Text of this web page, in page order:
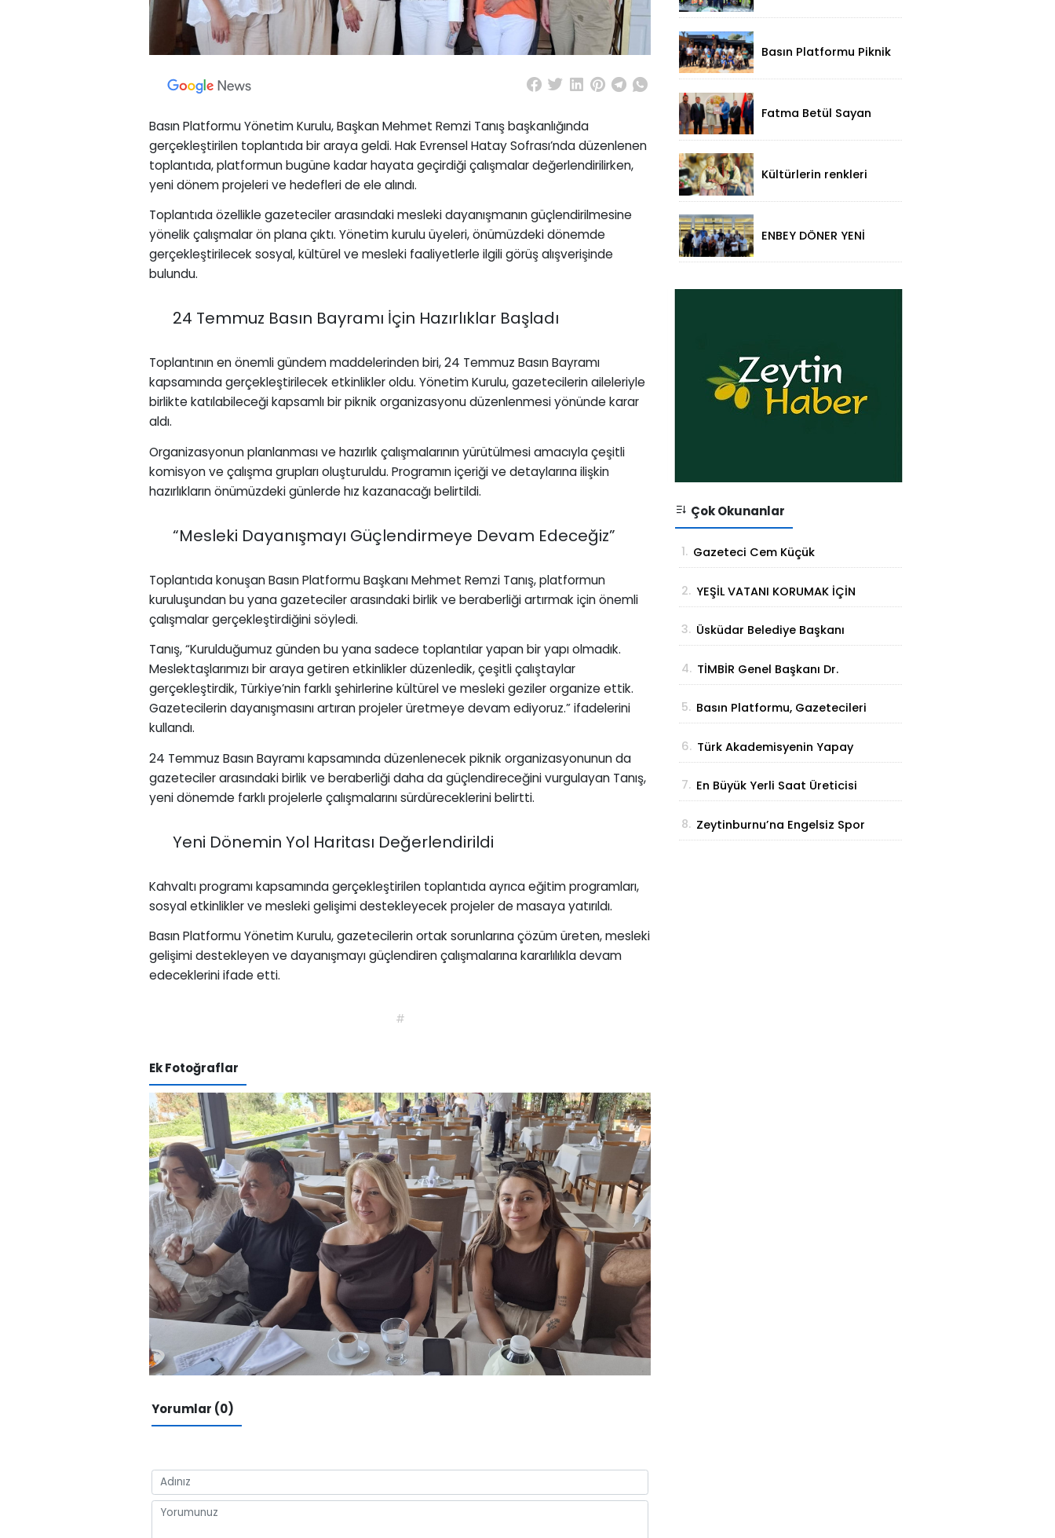
Basın Platformu Yönetim Kurulu, Başkan Mehmet Remzi Tanış başkanlığında
gerçekleştirilen toplantıda bir araya geldi. Hak Evrensel Hatay Sofrası’nda düzenlenen
toplantıda, platformun bugüne kadar hayata geçirdiği çalışmalar değerlendirilirken,
yeni dönem projeleri ve hedefleri de ele alındı.
Toplantıda özellikle gazeteciler arasındaki mesleki dayanışmanın güçlendirilmesine
yönelik çalışmalar ön plana çıktı. Yönetim kurulu üyeleri, önümüzdeki dönemde
gerçekleştirilecek sosyal, kültürel ve mesleki faaliyetlerle ilgili görüş alışverişinde
bulundu.
24 Temmuz Basın Bayramı İçin Hazırlıklar Başladı
Toplantının en önemli gündem maddelerinden biri, 24 Temmuz Basın Bayramı
kapsamında gerçekleştirilecek etkinlikler oldu. Yönetim Kurulu, gazetecilerin aileleriyle
birlikte katılabileceği kapsamlı bir piknik organizasyonu düzenlenmesi yönünde karar
aldı.
Organizasyonun planlanması ve hazırlık çalışmalarının yürütülmesi amacıyla çeşitli
komisyon ve çalışma grupları oluşturuldu. Programın içeriği ve detaylarına ilişkin
hazırlıkların önümüzdeki günlerde hız kazanacağı belirtildi.
“Mesleki Dayanışmayı Güçlendirmeye Devam Edeceğiz”
Toplantıda konuşan Basın Platformu Başkanı Mehmet Remzi Tanış, platformun
kuruluşundan bu yana gazeteciler arasındaki birlik ve beraberliği artırmak için önemli
çalışmalar gerçekleştirdiğini söyledi.
Tanış, “Kurulduğumuz günden bu yana sadece toplantılar yapan bir yapı olmadık.
Meslektaşlarımızı bir araya getiren etkinlikler düzenledik, çeşitli çalıştaylar
gerçekleştirdik, Türkiye’nin farklı şehirlerine kültürel ve mesleki geziler organize ettik.
Gazetecilerin dayanışmasını artıran projeler üretmeye devam ediyoruz.” ifadelerini
kullandı.
24 Temmuz Basın Bayramı kapsamında düzenlenecek piknik organizasyonunun da
gazeteciler arasındaki birlik ve beraberliği daha da güçlendireceğini vurgulayan Tanış,
yeni dönemde farklı projelerle çalışmalarını sürdüreceklerini belirtti.
Yeni Dönemin Yol Haritası Değerlendirildi
Kahvaltı programı kapsamında gerçekleştirilen toplantıda ayrıca eğitim programları,
sosyal etkinlikler ve mesleki gelişimi destekleyecek projeler de masaya yatırıldı.
Basın Platformu Yönetim Kurulu, gazetecilerin ortak sorunlarına çözüm üreten, mesleki
gelişimi destekleyen ve dayanışmayı güçlendiren çalışmalarına kararlılıkla devam
edeceklerini ifade etti.
#
Ek Fotoğraflar
Yorumlar (0)
Açılış!
Basın Platformu Piknik
Land'de Toplandı!
Fatma Betül Sayan
Mehmet Makas'a
Kültürlerin renkleri
yansıtıldı
ENBEY DÖNER YENİ
KONSEPTİYLE
GİRDİ
Çok Okunanlar
1. Gazeteci Cem Küçük
gelişme
2. YEŞİL VATANI KORUMAK İÇİN
TERMAL ÇÖZÜM
3. Üsküdar Belediye Başkanı
4. TİMBİR Genel Başkanı Dr.
Süleyman Basa’dan Ertan
Birinci’ye taziye ziyareti
5. Basın Platformu, Gazetecileri
6. Türk Akademisyenin Yapay
Zekâ Hamlesi: Parmak İzinden
Kişiye Özel Analiz
7. En Büyük Yerli Saat Üreticisi
Kalktı
8. Zeytinburnu’na Engelsiz Spor
Merkezi Geliyor